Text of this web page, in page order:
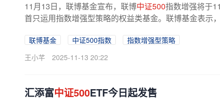
11月13日，联博基金宣布，联博中证500指数增强将于
首只运用指数增强型策略的权益类基金。联博基金表示
联博基金 中证500指数
指数增强型策略
王小芊
2025-11-13 20:22
汇添富中证500ETF今日起发售